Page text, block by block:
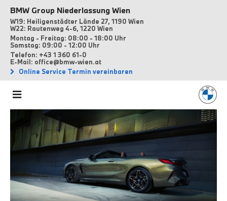
BMW Group Niederlassung Wien
W19: Heiligenstädter Lände 27, 1190 Wien
W22: Rautenweg 4-6, 1220 Wien
Montag - Freitag: 08:00 - 18:00 Uhr
Samstag: 09:00 - 12:00 Uhr
Telefon: +43 1 360 61-0
E-Mail: office@bmw-wien.at
Online Service Termin vereinbaren